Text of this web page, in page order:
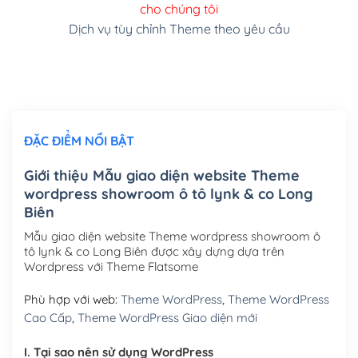
Cài đặt SMTP Mail cho site Wordpress(+100,000₫)
Mua thêm Host + Tên miền
Tên miền quốc tế .com .net .org (1 năm)
Tên miền Việt Nam .vn (1 năm)(+550,000₫)
Hosting 2GB SSD (1 năm) (+450,000₫)
Hosting 3GB SSD (1 năm)(+550,000₫)
Hosting 5GB SSD (1 năm) (+650,000₫)
Hosting 8GB SSD (1 năm)(+950,000₫)
cho chúng tôi
Dịch vụ tùy chỉnh Theme theo yêu cầu
ĐẶC ĐIỂM NỔI BẬT
Giới thiệu Mẫu giao diện website Theme
wordpress showroom ô tô lynk & co Long
Biên
Mẫu giao diện website Theme wordpress showroom ô
tô lynk & co Long Biên được xây dựng dựa trên
Wordpress với Theme Flatsome
Phù hợp với web: Theme WordPress, Theme WordPress
Cao Cấp, Theme WordPress Giao diện mới
I. Tại sao nên sử dụng WordPress